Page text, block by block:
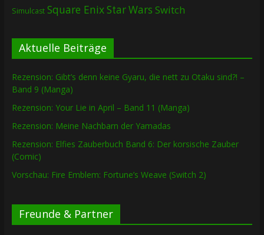
Simulcast Square EnixStar Wars Switch
Aktuelle Beiträge
Rezension: Gibt’s denn keine Gyaru, die nett zu Otaku sind?! –
Band 9 (Manga)
Rezension: Your Lie in April – Band 11 (Manga)
Rezension: Meine Nachbarn der Yamadas
Rezension: Elfies Zauberbuch Band 6: Der korsische Zauber
(Comic)
Vorschau: Fire Emblem: Fortune’s Weave (Switch 2)
Freunde & Partner